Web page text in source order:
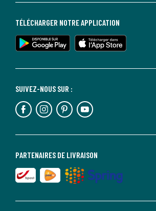
PARTENAIRES DE LIVRAISON
SUIVEZ-NOUS SUR :
TÉLÉCHARGER NOTRE APPLICATION